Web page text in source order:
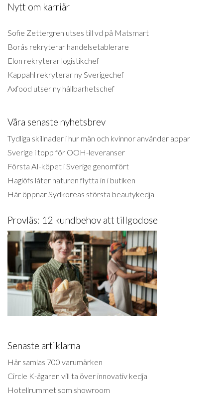
Nytt om karriär
Sofie Zettergren utses till vd på Matsmart
Borås rekryterar handelsetablerare
Elon rekryterar logistikchef
Kappahl rekryterar ny Sverigechef
Axfood utser ny hållbarhetschef
Våra senaste nyhetsbrev
Tydliga skillnader i hur män och kvinnor använder appar
Sverige i topp för OOH-leveranser
Första AI-köpet i Sverige genomfört
Haglöfs låter naturen flytta in i butiken
Här öppnar Sydkoreas största beautykedja
Provläs: 12 kundbehov att tillgodose
Senaste artiklarna
Här samlas 700 varumärken
Circle K-ägaren vill ta över innovativ kedja
Hotellrummet som showroom